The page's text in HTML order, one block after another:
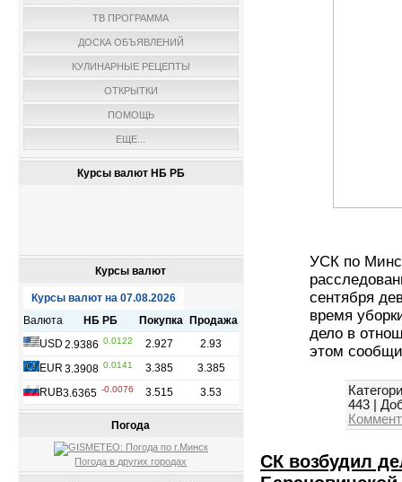
ТВ ПРОГРАММА
ДОСКА ОБЪЯВЛЕНИЙ
КУЛИНАРНЫЕ РЕЦЕПТЫ
ОТКРЫТКИ
ПОМОЩЬ
ЕЩЕ...
Курсы валют НБ РБ
Курсы валют
Погода
Погода в других городах
УСК по
сентября
время
дело в
этом
443
СК возбудил